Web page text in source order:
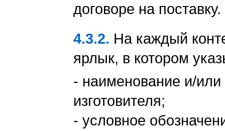
договоре на поставку.
4.3.2. На каждый
ярлык, в котором
- наименование и/или
изготовителя;
- условное